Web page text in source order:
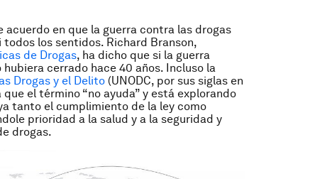
en que la guerra contra las drogas
los sentidos. Richard Branson,
de Drogas, ha dicho que si la guerra
cerrado hace 40 años. Incluso la
Drogas y el Delito (UNODC, por sus siglas en
el término “no ayuda” y está explorando
tanto el cumplimiento de la ley como
prioridad a la salud y a la seguridad y
drogas.